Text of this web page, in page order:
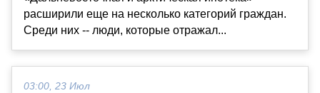
расширили еще на несколько категорий граждан.
Среди них -- люди, которые отражал...
03:00, 23 Июл